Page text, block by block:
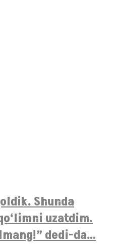
Shunda
uzatdim.
dedi-da…